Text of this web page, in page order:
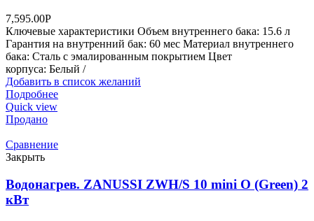
7,595.00Р
Ключевые характеристики Объем внутреннего бака: 15.6 л
Гарантия на внутренний бак: 60 мес Материал внутреннего
бака: Сталь с эмалированным покрытием Цвет
корпуса: Белый /
Добавить в список желаний
Подробнее
Quick view
Продано
Сравнение
Закрыть
Водонагрев. ZANUSSI ZWH/S 10 mini O (Green) 2
кВт